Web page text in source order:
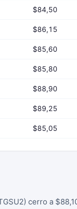
$84,50
$86,15
$85,60
$85,80
$88,90
$89,25
$85,05
cerro a